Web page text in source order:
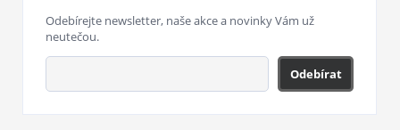
Odebírejte newsletter, naše akce a novinky Vám už
neutečou.
Odebírat